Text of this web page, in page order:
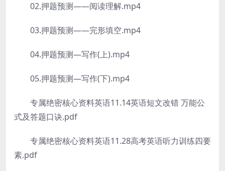
02.押题预测——阅读理解.mp4
03.押题预测——完形填空.mp4
04.押题预测—写作(上).mp4
05.押题预测—写作(下).mp4
专属绝密核心资料英语11.14英语短文改错 万能公
式及答题口诀.pdf
专属绝密核心资料英语11.28高考英语听力训练四要
素.pdf